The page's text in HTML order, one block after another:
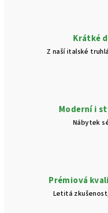
Krátké
Z naší italské
Moderní i
Nábytek
Prémiová
Letitá